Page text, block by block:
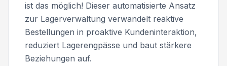
ist das möglich! Dieser automatisierte Ansatz
zur Lagerverwaltung verwandelt reaktive
Bestellungen in proaktive Kundeninteraktion,
reduziert Lagerengpässe und baut stärkere
Beziehungen auf.